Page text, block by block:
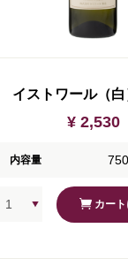
イストワール（
¥ 2,530
内容量
カー